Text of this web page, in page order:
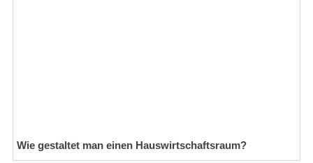
Wie gestaltet man einen Hauswirtschaftsraum?